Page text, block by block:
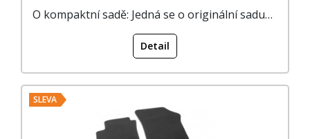
O kompaktní sadě: Jedná se o originální sadu…
Detail
SLEVA